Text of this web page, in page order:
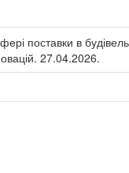
поставки в
27.04.2026.